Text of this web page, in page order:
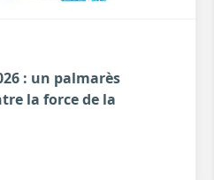
: un palmarès
la force de la